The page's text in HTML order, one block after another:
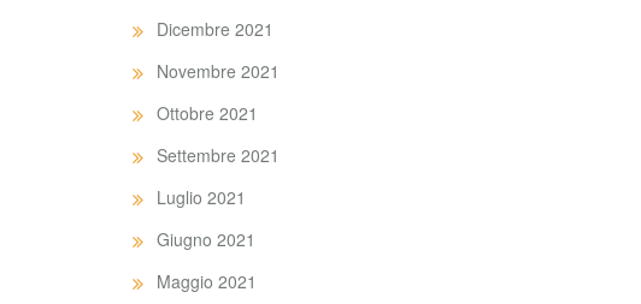
Dicembre 2021
Novembre 2021
Ottobre 2021
Settembre 2021
Luglio 2021
Giugno 2021
Maggio 2021